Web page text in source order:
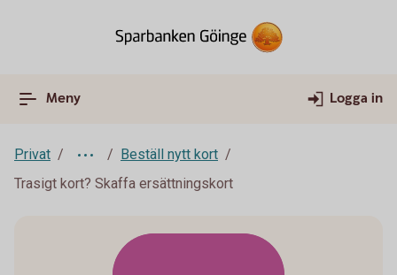
Meny Logga in
Privat
Beställ nytt kort
Trasigt kort? Skaffa ersättningskort